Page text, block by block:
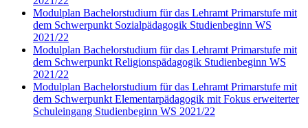
Modulplan Bachelorstudium für das Lehramt Primarstufe mit
dem Schwerpunkt Sozialpädagogik Studienbeginn WS
2021/22
Modulplan Bachelorstudium für das Lehramt Primarstufe mit
dem Schwerpunkt Religionspädagogik Studienbeginn WS
2021/22
Modulplan Bachelorstudium für das Lehramt Primarstufe mit
dem Schwerpunkt Elementarpädagogik mit Fokus erweiterter
Schuleingang Studienbeginn WS 2021/22